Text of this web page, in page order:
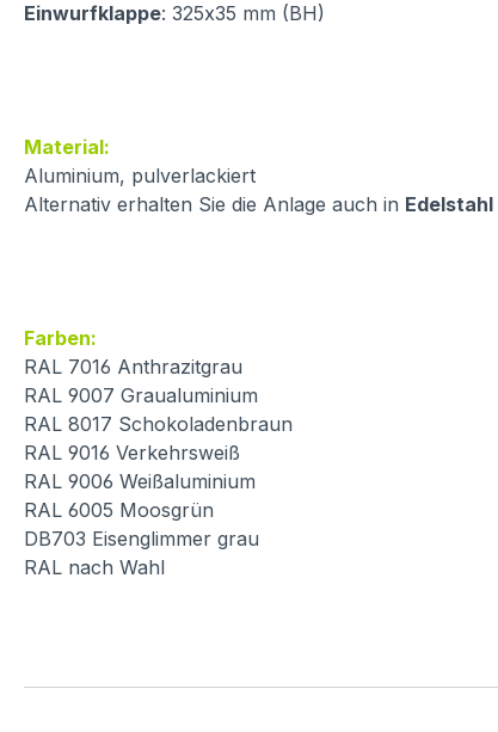
Einwurfklappe: 325x35 mm (BH)
Material:
Aluminium, pulverlackiert
Alternativ erhalten Sie die Anlage auch in Edelstahl
Farben:
RAL 7016 Anthrazitgrau
RAL 9007 Graualuminium
RAL 8017 Schokoladenbraun
RAL 9016 Verkehrsweiß
RAL 9006 Weißaluminium
RAL 6005 Moosgrün
DB703 Eisenglimmer grau
RAL nach Wahl